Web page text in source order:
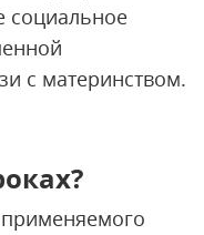
социальное
с материнством.